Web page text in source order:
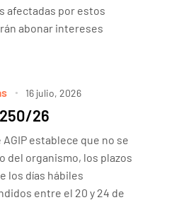
afectadas por estos
abonar intereses
16 julio, 2026
26
establece que no se
del organismo, los plazos
los días hábiles
entre el 20 y 24 de